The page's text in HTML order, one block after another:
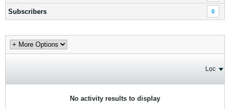
Subscribers 0
Lọc
No activity results to display